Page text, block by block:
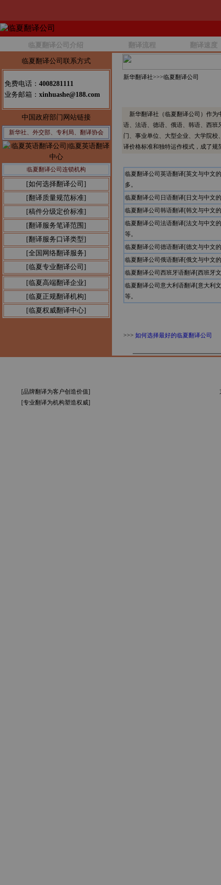
临夏翻译公司介绍 翻译流程 翻译速度
临夏翻译公司联系方式
免费电话： 4008281111
业务邮箱： xinhuashe@188.com
中国政府部门网站链接
新华社、外交部、专利局、翻译协会
临夏翻译公司连锁机构
[如何选择翻译公司]
[翻译质量规范标准]
[稿件分级定价标准]
[翻译服务笔译范围]
[翻译服务口译类型]
[全国网络翻译服务]
[临夏专业翻译公司]
[临夏高端翻译企业]
[临夏正规翻译机构]
[临夏权威翻译中心]
新华翻译社>>>临夏翻译公司
新华翻译社（临夏翻译公司）作为
语、法语、德语、俄语、韩语、西
门、事业单位、大型企业、大学院
译价格标准和独特运作模式，成了
临夏翻译公司英语翻译[英文与中文
多。
临夏翻译公司日语翻译[日文与中文
临夏翻译公司韩语翻译[韩文与中文
临夏翻译公司法语翻译[法文与中文
等。
临夏翻译公司德语翻译[德文与中文
临夏翻译公司俄语翻译[俄文与中文
临夏翻译公司西班牙语翻译[西班牙
临夏翻译公司意大利语翻译[意大利
等。
>>> 如何选择最好的临夏翻译公司
[品牌翻译为客户创造价值]
[专业翻译为机构塑造权威]